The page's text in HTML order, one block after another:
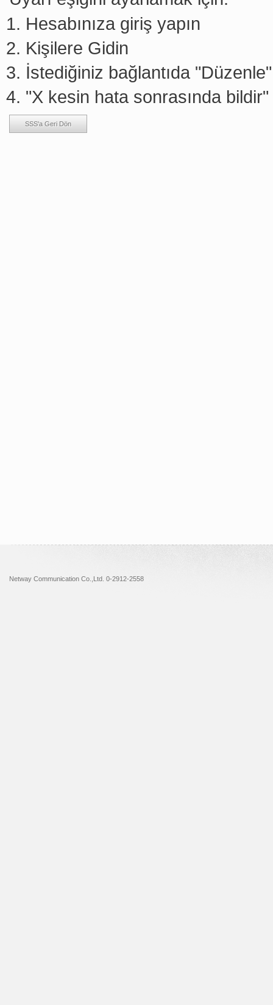
Hesabınıza giriş yapın
Kişilere Gidin
İstediğiniz bağlantıda "Düzenle"
"X kesin hata sonrasında bildir"
SSS'a Geri Dön
Netway Communication Co.,Ltd. 0-2912-2558